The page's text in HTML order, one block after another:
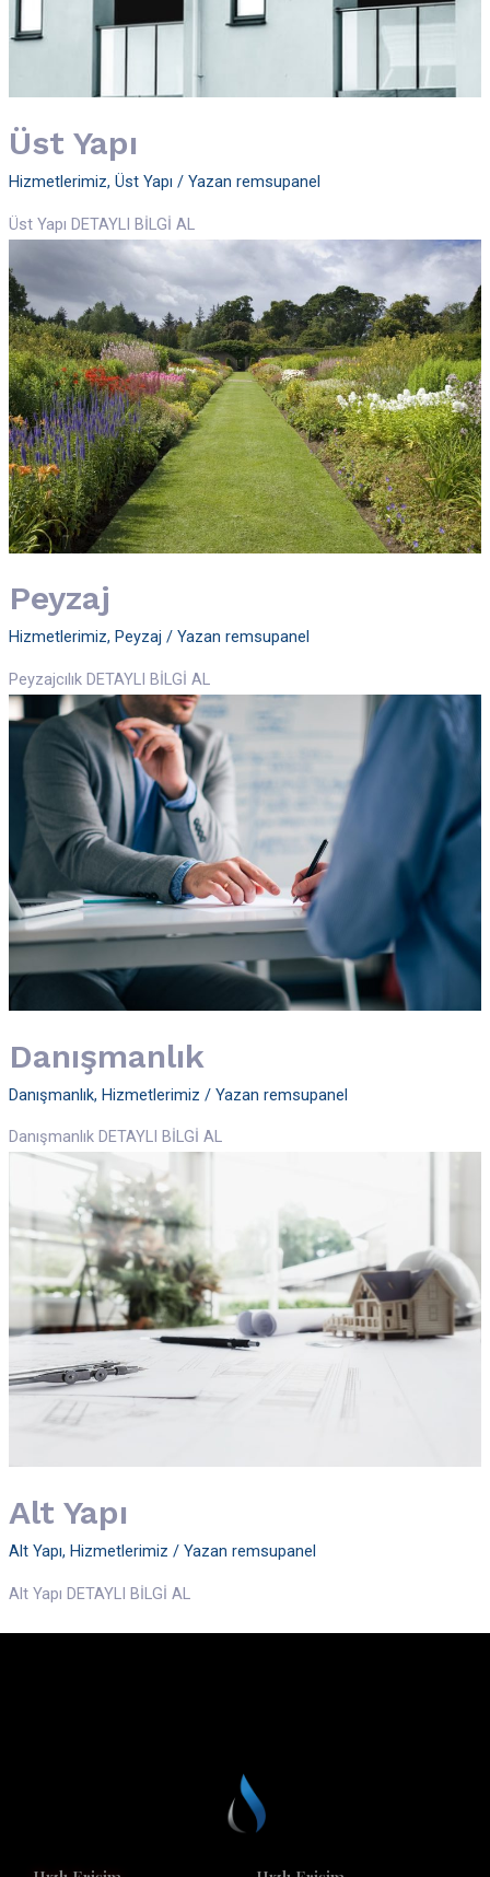
Üst Yapı
Hizmetlerimiz, Üst Yapı / Yazan remsupanel
Üst Yapı DETAYLI BİLGİ AL
Peyzaj
Hizmetlerimiz, Peyzaj / Yazan remsupanel
Peyzajcılık DETAYLI BİLGİ AL
Danışmanlık
Danışmanlık, Hizmetlerimiz / Yazan remsupanel
Danışmanlık DETAYLI BİLGİ AL
Alt Yapı
Alt Yapı, Hizmetlerimiz / Yazan remsupanel
Alt Yapı DETAYLI BİLGİ AL